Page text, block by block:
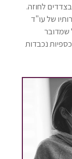
לחוזה.
של עו"ד
שמדובר
נכבדות